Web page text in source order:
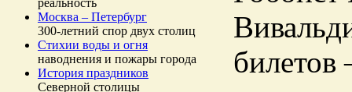
реальность
Москва – Петербург
300-летний спор двух столиц
Стихии воды и огня
наводнения и пожары города
История праздников
Северной столицы
билетов